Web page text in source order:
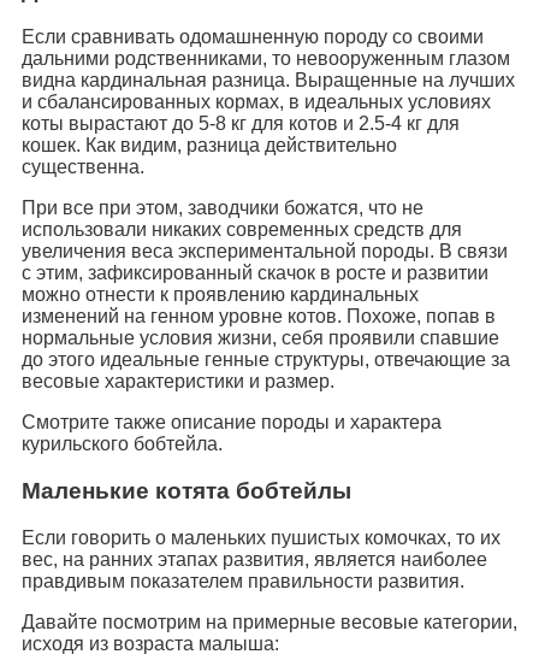
Если сравнивать одомашненную породу со своими
дальними родственниками, то невооруженным глазом
видна кардинальная разница. Выращенные на лучших
и сбалансированных кормах, в идеальных условиях
коты вырастают до 5-8 кг для котов и 2.5-4 кг для
кошек. Как видим, разница действительно
существенна.
При все при этом, заводчики божатся, что не
использовали никаких современных средств для
увеличения веса экспериментальной породы. В связи
с этим, зафиксированный скачок в росте и развитии
можно отнести к проявлению кардинальных
изменений на генном уровне котов. Похоже, попав в
нормальные условия жизни, себя проявили спавшие
до этого идеальные генные структуры, отвечающие за
весовые характеристики и размер.
Смотрите также описание породы и характера
курильского бобтейла.
Маленькие котята бобтейлы
Если говорить о маленьких пушистых комочках, то их
вес, на ранних этапах развития, является наиболее
правдивым показателем правильности развития.
Давайте посмотрим на примерные весовые категории,
исходя из возраста малыша: